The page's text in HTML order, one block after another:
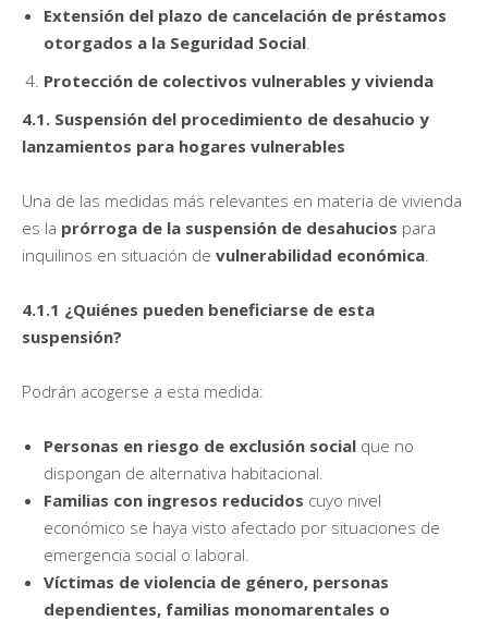
Extensión del plazo de cancelación de préstamos
otorgados a la Seguridad Social
Protección de colectivos vulnerables y vivienda
4.1. Suspensión del procedimiento de desahucio y
lanzamientos para hogares vulnerables
Una de las medidas más relevantes en materia de vivienda
es la prórroga de la suspensión de desahucios para
inquilinos en situación de vulnerabilidad económica
4.1.1 ¿Quiénes pueden beneficiarse de esta
suspensión?
Podrán acogerse a esta medida:
Personas en riesgo de exclusión social que no
dispongan de alternativa habitacional.
Familias con ingresos reducidos cuyo nivel
económico se haya visto afectado por situaciones de
emergencia social o laboral.
Víctimas de violencia de género, personas
dependientes, familias monomarentales o